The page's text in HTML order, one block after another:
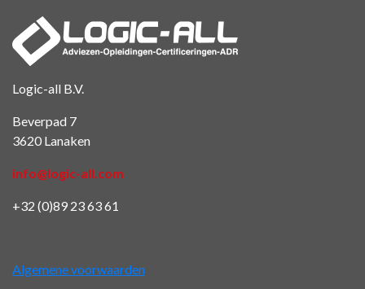
Logic-all B.V.
Beverpad 7
3620 Lanaken
info@logic-all.com
+32 (0)89 23 63 61
Algemene voorwaarden